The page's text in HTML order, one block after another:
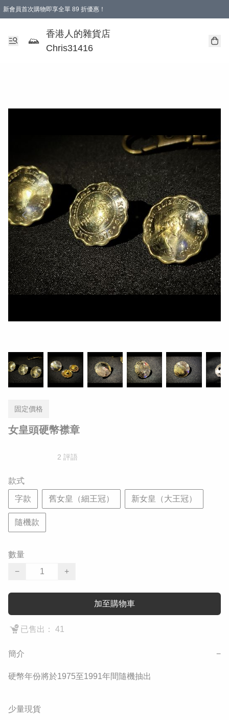
新會員首次購物即享全單 89 折優惠！
購物滿 HKD 499.00即享免運費優惠！（適用於 本地送貨、本地取貨 )
【滿 $300 專屬驚喜：無聲信物（最後一批）】
香港人的雜貨店
Chris31416
固定價格
女皇頭硬幣襟章
2 評語
款式
字款 舊女皇（細王冠） 新女皇（大王冠）
隨機款
數量
−
+
加至購物車
已售出： 41
簡介 −
硬幣年份將於1975至1991年間隨機抽出
少量現貨